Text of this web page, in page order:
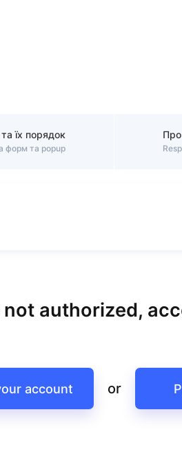
їх порядок
форм та popup
not authorized,
account or